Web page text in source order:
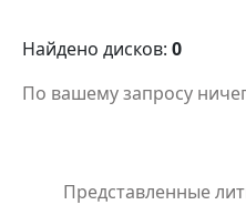
Найдено дисков: 0
По вашему запросу
Представленные